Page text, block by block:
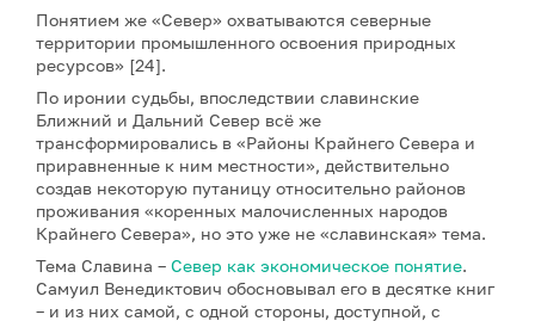
Понятием же «Север» охватываются северные
территории промышленного освоения природных
ресурсов» [24].
По иронии судьбы, впоследствии славинские
Ближний и Дальний Север всё же
трансформировались в «Районы Крайнего Севера и
приравненные к ним местности», действительно
создав некоторую путаницу относительно районов
проживания «коренных малочисленных народов
Крайнего Севера», но это уже не «славинская» тема.
Тема Славина – Север как экономическое понятие.
Самуил Венедиктович обосновывал его в десятке книг
– и из них самой, с одной стороны, доступной, с